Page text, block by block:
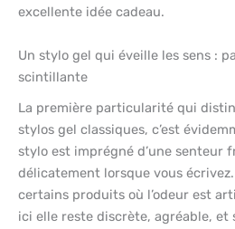
excellente idée cadeau.
Un stylo gel qui éveille les sens :
scintillante
La première particularité qui
stylos gel classiques, c’est
stylo est imprégné d’une senteur
délicatement lorsque vous
certains produits où l’odeur est
ici elle reste discrète, agréable, et